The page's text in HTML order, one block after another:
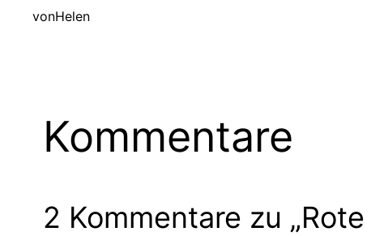
vonHelen
Kommentare
2 Kommentare zu